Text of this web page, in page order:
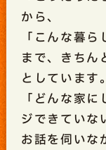
から、
「こんな暮
まで、きちん
としています。
「どんな家
ジできていな
お話を伺いな